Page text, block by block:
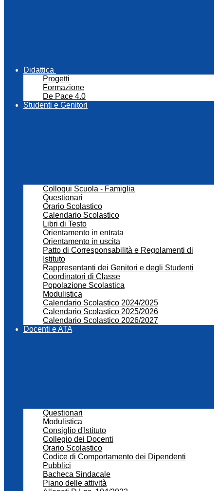
Didattica
Progetti
Formazione
De Pace 4.0
Studenti e Genitori
Colloqui Scuola - Famiglia
Questionari
Orario Scolastico
Calendario Scolastico
Libri di Testo
Orientamento in entrata
Orientamento in uscita
Patto di Corresponsabilità e Regolamenti di
Istituto
Rappresentanti dei Genitori e degli Studenti
Coordinatori di Classe
Popolazione Scolastica
Modulistica
Calendario Scolastico 2024/2025
Calendario Scolastico 2025/2026
Calendario Scolastico 2026/2027
Docenti e ATA
Questionari
Modulistica
Consiglio d'Istituto
Collegio dei Docenti
Orario Scolastico
Codice di Comportamento dei Dipendenti
Pubblici
Bacheca Sindacale
Piano delle attività